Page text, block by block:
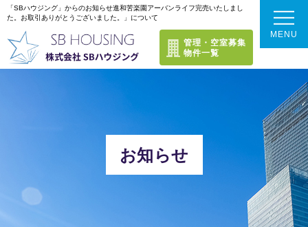
「SBハウジング」からのお知らせ進和苦楽園アーバンライフ完売いたしまし
た。お取引ありがとうございました。」について
管理・空室募集
物件一覧
MENU
トップページ
不動産売却成功のポイント
当社のサービス
お知らせ